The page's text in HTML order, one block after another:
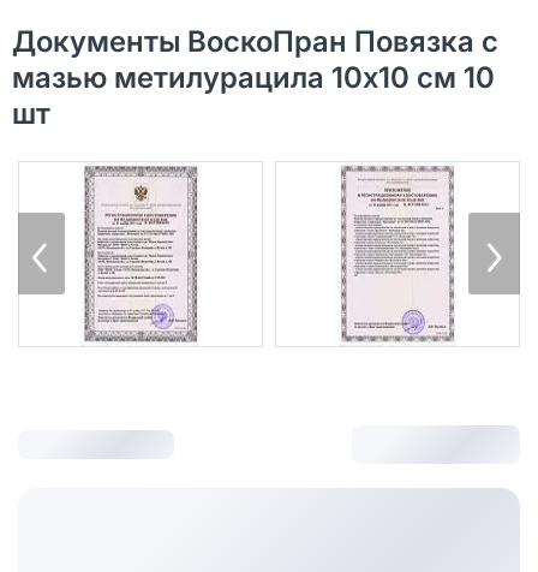
Документы ВоскоПран Повязка с
мазью метилурацила 10х10 см 10
шт